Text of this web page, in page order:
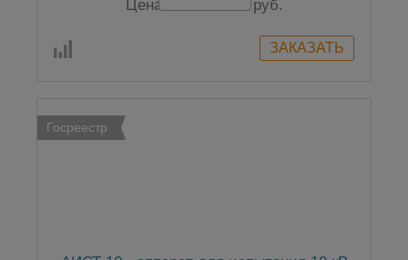
Цена: руб.
Госреестр